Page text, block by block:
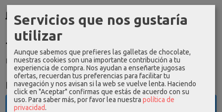
Consultar Destinos
Tu Carrito (0)
El carrito de la compra está vacío
Redes Sociales
Twitter
Servicios que nos gustaría
utilizar
Aunque sabemos que prefieres las galletas de chocolate,
nuestras cookies son una importante contribución a tu
experiencia de compra. Nos ayudan a enseñarte jugosas
ofertas, recuerdan tus preferencias para facilitar tu
navegación y nos avisan si la web se vuelve lenta. Haciendo
click en "Aceptar" confirmas que estás de acuerdo con su
uso. Para saber más, por favor lea nuestra política de
privacidad.